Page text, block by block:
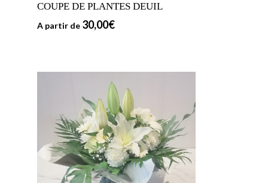
COUPE DE PLANTES DEUIL
A partir de 30,00€